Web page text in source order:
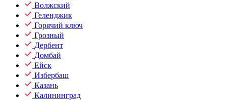
Волжский
Геленджик
Горячий ключ
Грозный
Дербент
Домбай
Ейск
Избербаш
Казань
Калининград